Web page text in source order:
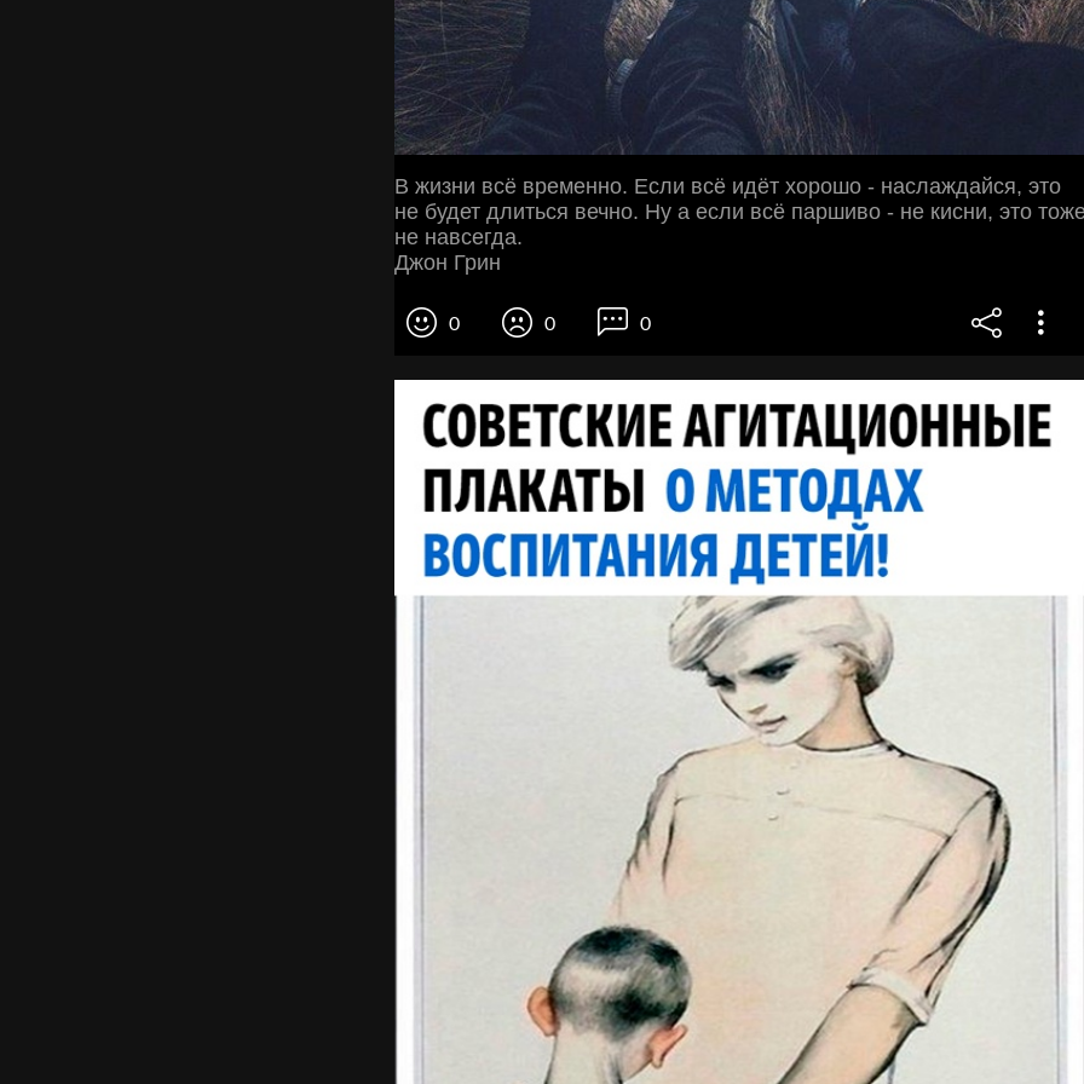
В жизни всё временно. Если всё идёт хорошо - наслаждайся, это
не будет длиться вечно. Ну а если всё паршиво - не кисни, это
не навсегда.
Джон Грин
0 0 0